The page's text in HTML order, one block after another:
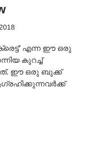
എന്ന ഈ ഒരു
കുറച്ച്
ഈ ഒരു ബുക്ക്‌